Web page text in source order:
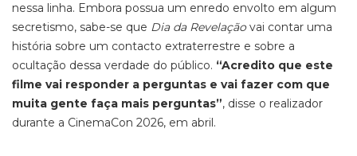
nessa linha. Embora possua um enredo envolto em algum
secretismo, sabe-se que Dia da Revelaçãovai contar uma
história sobre um contacto extraterrestre e sobre a
ocultação dessa verdade do público. “Acredito que este
filme vai responder a perguntas e vai fazer com que
muita gente faça mais perguntas”, disse o realizador
durante a CinemaCon 2026, em abril.